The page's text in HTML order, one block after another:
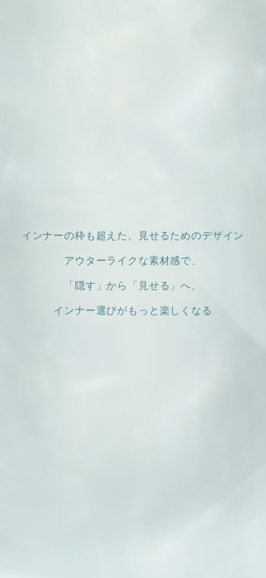
インナーの枠も超えた、見せるためのデザイン
アウターライクな素材感で、
「隠す」から「見せる」へ、
インナー選びがもっと楽しくなる